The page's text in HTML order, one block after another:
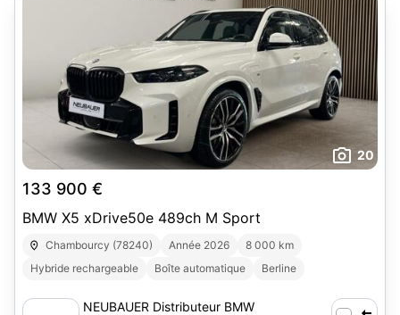
20
133 900 €
BMW X5 xDrive50e 489ch M Sport
Chambourcy (78240) Année 2026
8 000 km
Hybride rechargeable
Boîte automatique Berline
NEUBAUER Distributeur BMW